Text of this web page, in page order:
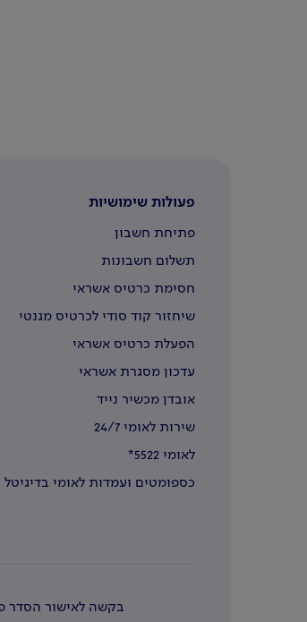
פעולות שימושיות
פתיחת חשבון
תשלום חשבונות
חסימת כרטיס אשראי
שיחזור קוד סודי לכרטיס מגנטי
הפעלת כרטיס אשראי
עדכון מסגרת אשראי
אובדן מכשיר נייד
שירות לאומי 24/7
לאומי 5522*
כספומטים ועמדות לאומי בדיגיטל
בקשה לאישור הסדר פשרה -